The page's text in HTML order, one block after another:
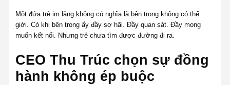
Một đứa trẻ im lặng không có nghĩa là bên trong không có thế
giới. Có khi bên trong ấy đầy sợ hãi. Đầy quan sát. Đầy mong
muốn kết nối. Nhưng trẻ chưa tìm được đường đi ra.
CEO Thu Trúc chọn sự đồng
hành không ép buộc